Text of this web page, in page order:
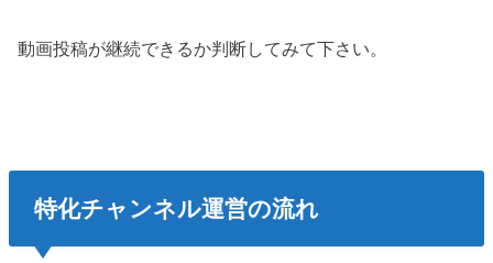
動画投稿が継続できるか判断してみて下さい。
特化チャンネル運営の流れ